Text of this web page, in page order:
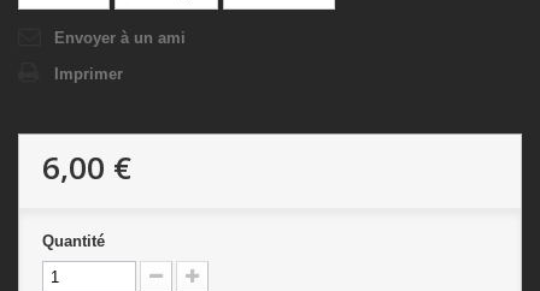
Envoyer à un ami
Imprimer
6,00 €
Quantité